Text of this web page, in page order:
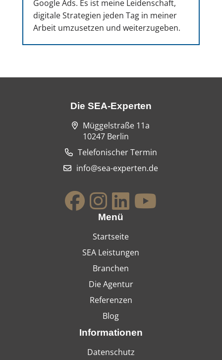
Google Ads. Es ist meine Leidenschaft,
digitale Strategien jeden Tag in meiner
Arbeit umzusetzen und weiterzugeben.
Die SEA-Experten
Müggelstraße 11a
10247 Berlin
Telefonischer Termin
info@sea-experten.de
Menü
Startseite
SEA Leistungen
Branchen
Die Agentur
Referenzen
Blog
Informationen
Datenschutz